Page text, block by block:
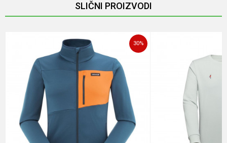
POŠALJI
SLIČNI PROIZVODI
30%